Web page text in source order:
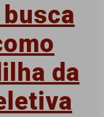
da